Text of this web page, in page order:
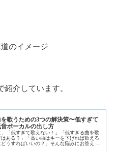
のイメージ
介しています。
歌うための3つの解決策〜低すぎて
ボーカルの出し方
、「低すぎて歌えない！」「低すぎる曲を歌
はある？」「高い曲はキーを下げれば歌える
うすればいいの？」そんな悩みにお答えし